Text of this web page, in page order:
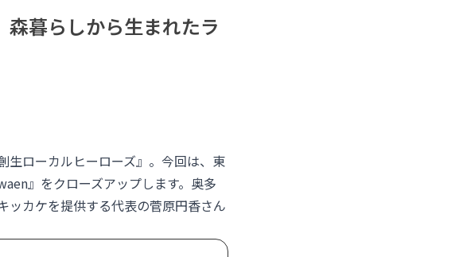
暮らしから生まれたラ
生ローカルヒーローズ』。今回は、東
』をクローズアップします。奥多
ッカケを提供する代表の菅原円香さん